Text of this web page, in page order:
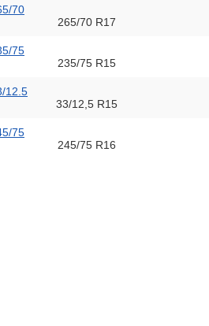
70
265/70 R17
75
235/75 R15
12.5
33/12,5 R15
75
245/75 R16